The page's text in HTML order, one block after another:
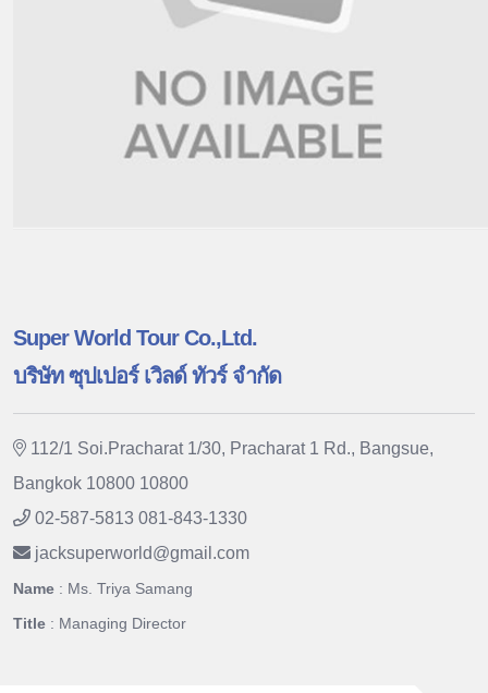
Super World Tour Co.,Ltd.
บริษัท ซุปเปอร์ เวิลด์ ทัวร์ จำกัด
112/1 Soi.Pracharat 1/30, Pracharat 1 Rd., Bangsue,
Bangkok 10800 10800
02-587-5813 081-843-1330
jacksuperworld@gmail.com
Name : Ms. Triya Samang
Title : Managing Director